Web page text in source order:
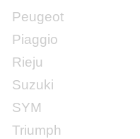
Peugeot
Piaggio
Rieju
Suzuki
SYM
Triumph